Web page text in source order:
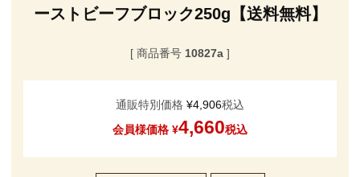
ーストビーフブロック250g【送料無料】
商品番号 10827a
通販特別価格 ¥4,906税込
会員様価格 ¥4,660税込